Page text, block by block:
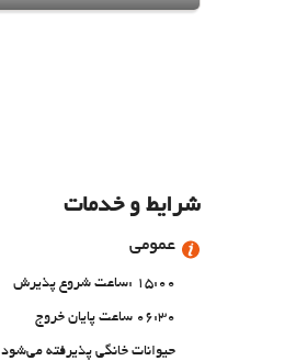
شرایط و خدمات
عمومی
15:00 :ساعت شروع پذیرش
06:30 ساعت پایان خروج
حیوانات خانگی پذیرفته می‌شود